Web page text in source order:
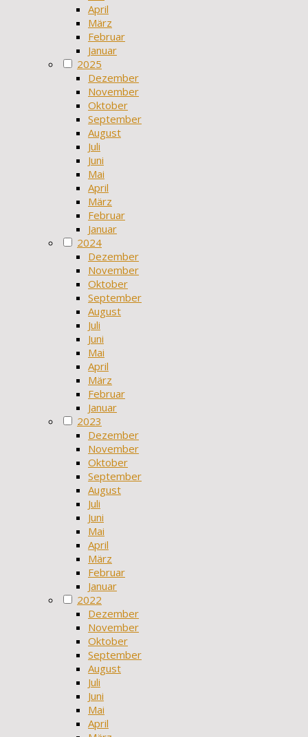
April
März
Februar
Januar
2025
Dezember
November
Oktober
September
August
Juli
Juni
Mai
April
März
Februar
Januar
2024
Dezember
November
Oktober
September
August
Juli
Juni
Mai
April
März
Februar
Januar
2023
Dezember
November
Oktober
September
August
Juli
Juni
Mai
April
März
Februar
Januar
2022
Dezember
November
Oktober
September
August
Juli
Juni
Mai
April